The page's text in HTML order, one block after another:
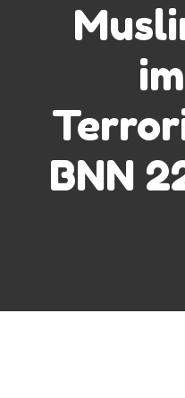
BNN